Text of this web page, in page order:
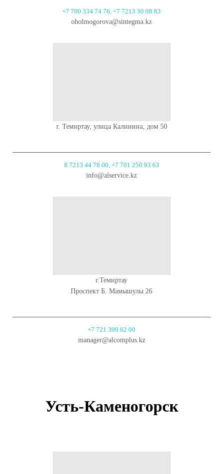
+7 700 334 74 76, +7 7213 30 08 83
oholmogorova@sintegma.kz
г. Темиртау, улица Калинина, дом 50
8 7213 44 78 00, +7 701 250 93 63
info@alservice.kz
г.Темиртау
Проспект Б. Мамышулы 26
+7 721 399 62 00
manager@alcomplus.kz
Усть-Каменогорск